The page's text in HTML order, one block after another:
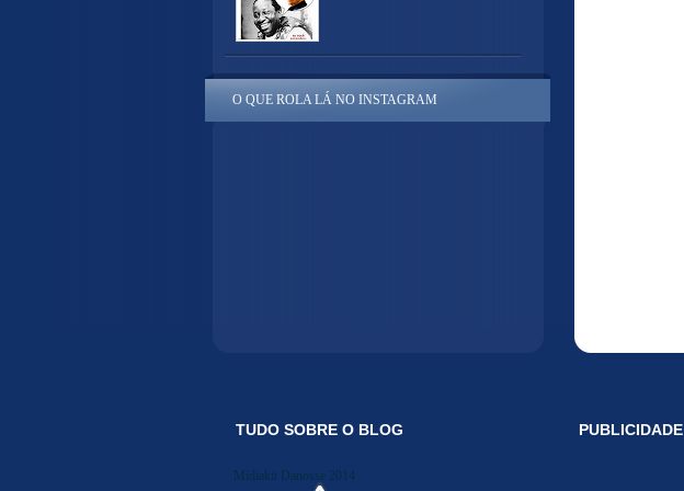
O QUE ROLA LÁ NO INSTAGRAM
TUDO SOBRE O BLOG
Midiakit Danosse 2014
PUBLICIDADE